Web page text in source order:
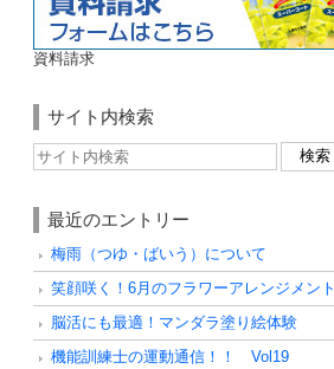
資料請求
サイト内検索
最近のエントリー
梅雨（つゆ・ばいう）について
笑顔咲く！6月のフラワーアレンジメント
脳活にも最適！マンダラ塗り絵体験
機能訓練士の運動通信！！ Vol19